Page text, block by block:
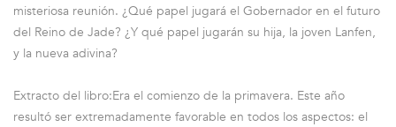
misteriosa reunión. ¿Qué papel jugará el Gobernador en el futuro
del Reino de Jade? ¿Y qué papel jugarán su hija, la joven Lanfen,
y la nueva adivina?
Extracto del libro:Era el comienzo de la primavera. Este año
resultó ser extremadamente favorable en todos los aspectos: el